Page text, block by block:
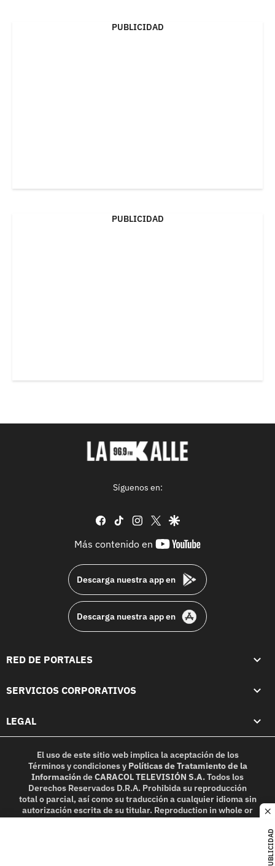
PUBLICIDAD
PUBLICIDAD
PUBLICIDAD
Síguenos en:
facebook
tiktok instagram
twittergoogle
Más contenido en
youtube-
Descarga nuestra app en
Descarga nuestra app en
RED DE PORTALES
SERVICIOS CORPORATIVOS
LEGAL
El uso de este sitio web implica la aceptación de los
Términos y condicionesy Políticas de Tratamiento de la
InformacióndeCARACOL TELEVISIÓN S.A.Todos los
Derechos Reservados D.R.A. Prohibida su reproducción
total o parcial, así como su traducción a cualquier idioma sin
autorización escrita de su titular. Reproduction in whole or
in part, or translation without written permission is